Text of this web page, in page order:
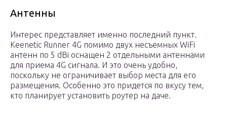
Антенны
Интерес представляет именно последний пункт.
Keenetic Runner 4G помимо двух несъемных WiFi
антенн по 5 dBi оснащен 2 отдельными антеннами
для приема 4G сигнала. И это очень удобно,
поскольку не ограничивает выбор места для его
размещения. Особенно это придется по вкусу тем,
кто планирует установить роутер на даче.